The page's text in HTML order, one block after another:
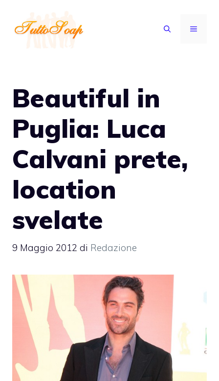
contenuto
MENU
Beautiful in
Puglia: Luca
Calvani prete,
location
svelate
9 Maggio 2012 di Redazione